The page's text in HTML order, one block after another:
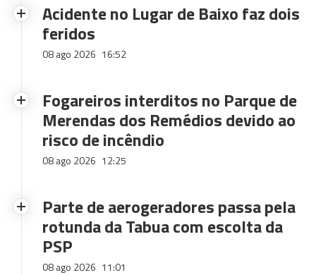
Acidente no Lugar de Baixo faz dois
feridos
08 ago 2026 16:52
Fogareiros interditos no Parque de
Merendas dos Remédios devido ao
risco de incêndio
08 ago 2026 12:25
Parte de aerogeradores passa pela
rotunda da Tabua com escolta da
PSP
08 ago 2026 11:01